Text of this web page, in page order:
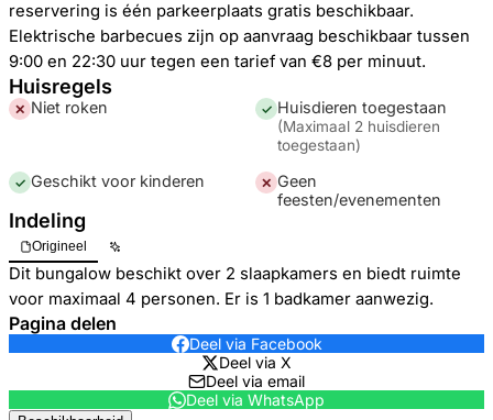
reservering is één parkeerplaats gratis beschikbaar.
Elektrische barbecues zijn op aanvraag beschikbaar tussen
9:00 en 22:30 uur tegen een tarief van €8 per minuut.
Huisregels
✕ Niet roken ✓ Huisdieren toegestaan
(Maximaal 2 huisdieren
toegestaan)
✓ Geschikt voor kinderen ✕ Geen
feesten/evenementen
Indeling
Origineel
Dit bungalow beschikt over 2 slaapkamers en biedt ruimte
voor maximaal 4 personen. Er is 1 badkamer aanwezig.
Pagina delen
Deel via Facebook
Deel via X
Deel via email
Deel via WhatsApp